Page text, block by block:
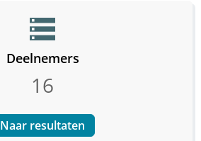
storage
Deelnemers
16
Naar resultaten